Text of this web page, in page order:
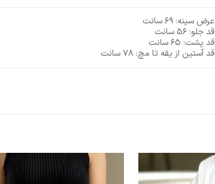
عرض سینه: ۶۹ سانت
قد جلو: ۵۶ سانت
قد پشت: ۶۵ سانت
قد آستین از یقه تا مچ: ۷۸ سانت